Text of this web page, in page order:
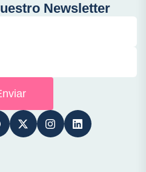
Newsletter